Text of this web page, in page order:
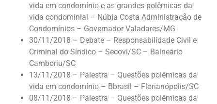
vida em condomínio e as grandes polêmicas da
vida condominial – Núbia Costa Administração de
Condomínios – Governador Valadares/MG
30/11/2018 – Debate – Responsabilidade Civil e
Criminal do Síndico – Secovi/SC – Balneário
Camboriu/SC
13/11/2018 – Palestra – Questões polêmicas da
vida em condomínio – Bbrasil – Florianópolis/SC
08/11/2018 – Palestra – Questões polêmicas da